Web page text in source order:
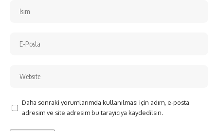
Daha sonraki yorumlarımda kullanılması için adım, e-posta
adresim ve site adresim bu tarayıcıya kaydedilsin.